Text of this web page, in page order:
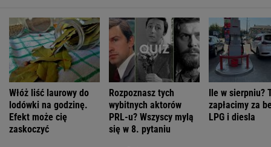
Włóż liść laurowy do
lodówki na godzinę.
Efekt może cię
zaskoczyć
Rozpoznasz tych
wybitnych aktorów
PRL-u? Wszyscy mylą
się w 8. pytaniu
Ile w sierpniu?
zapłacimy za
LPG i diesla